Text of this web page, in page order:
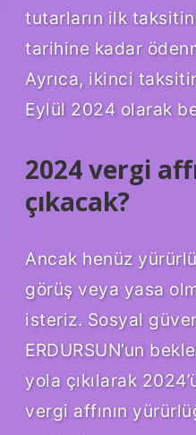
tutarların ilk
tarihine kadar
Ayrıca, ikinci
Eylül 2024 olarak
2024 vergi
çıkacak?
Ancak henüz
görüş veya yasa
isteriz. Sosyal
ERDURSUN’un
yola çıkılarak
vergi affının